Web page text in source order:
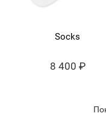
Socks
8 400 ₽